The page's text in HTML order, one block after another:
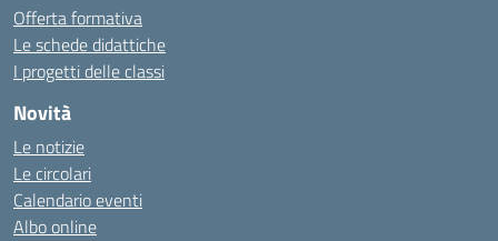
Offerta formativa
Le schede didattiche
I progetti delle classi
Novità
Le notizie
Le circolari
Calendario eventi
Albo online